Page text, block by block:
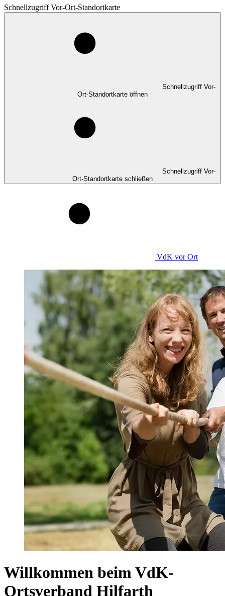
Schnellzugriff Vor-Ort-Standortkarte
Schnellzugriff Vor-
Ort-Standortkarte öffnen
Schnellzugriff Vor-
Ort-Standortkarte schließen
VdK vor Ort
Willkommen beim VdK-
Ortsverband Hilfarth